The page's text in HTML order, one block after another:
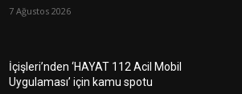
7 Ağustos 2026
İçişleri’nden ‘HAYAT 112 Acil Mobil
Uygulaması’ için kamu spotu